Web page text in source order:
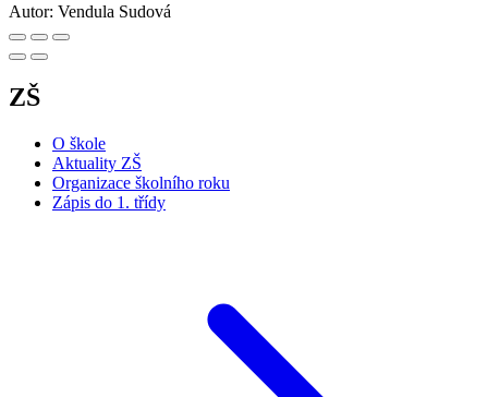
Autor: Vendula Sudová
ZŠ
O škole
Aktuality ZŠ
Organizace školního roku
Zápis do 1. třídy